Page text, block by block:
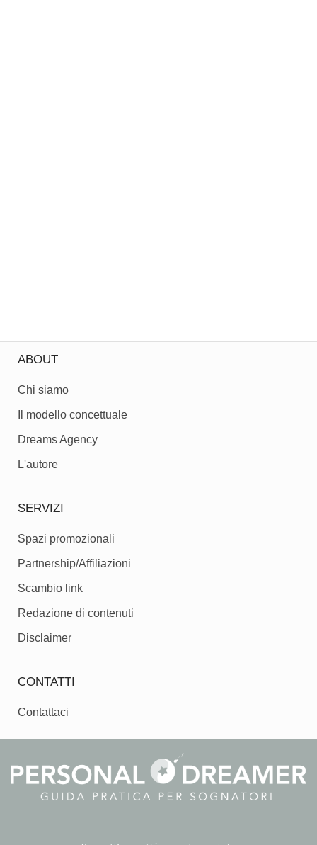
ABOUT
Chi siamo
Il modello concettuale
Dreams Agency
L'autore
SERVIZI
Spazi promozionali
Partnership/Affiliazioni
Scambio link
Redazione di contenuti
Disclaimer
CONTATTI
Contattaci